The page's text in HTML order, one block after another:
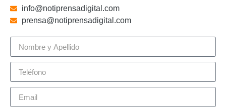
info@notiprensadigital.com
prensa@notiprensadigital.com